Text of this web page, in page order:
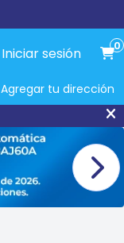
Iniciar sesión 0
Agregar tu dirección